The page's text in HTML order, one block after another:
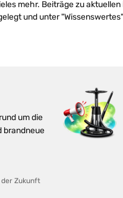
mehr. Beiträge zu
und unter
um die
brandneue
der Zukunft